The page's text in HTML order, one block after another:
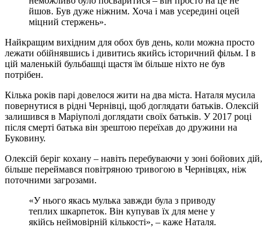
йшов. Був дуже ніжним. Хоча і мав усередині оцей
міцний стержень».
Найкращим вихідним для обох був день, коли можна просто
лежати обійнявшись і дивитись якийсь історичний фільм. І в
цій маленькій бульбашці щастя їм більше ніхто не був
потрібен.
Кілька років парі довелося жити на два міста. Наталя мусила
повернутися в рідні Чернівці, щоб доглядати батьків. Олексій
залишився в Маріуполі доглядати своїх батьків. У 2017 році
після смерті батька він зрештою переїхав до дружини на
Буковину.
Олексій беріг кохану – навіть перебуваючи у зоні бойових дій,
більше переймався повітряною тривогою в Чернівцях, ніж
поточними загрозами.
«У нього якась мулька завжди була з приводу
теплих шкарпеток. Він купував їх для мене у
якійсь неймовірній кількості», – каже Наталя.